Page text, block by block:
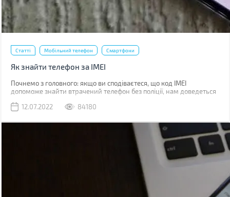
Статті Мобільний телефон Смартфони
Як знайти телефон за IMEI
Почнемо з головного: якщо ви сподіваєтеся, що код IMEI
допоможе знайти втрачений телефон без поліції, нам доведеться
допоможе абсолютно. Якщо його вкрали, IMEI слід повідомити
12.07.2022 84180